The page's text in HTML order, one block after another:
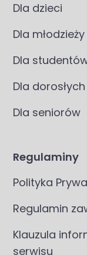
Dla dzieci
Dla młodzieży
Dla
Dla dorosłych
Dla seniorów
Regulaminy
Polityka
Regulamin
Klauzula
serwisu